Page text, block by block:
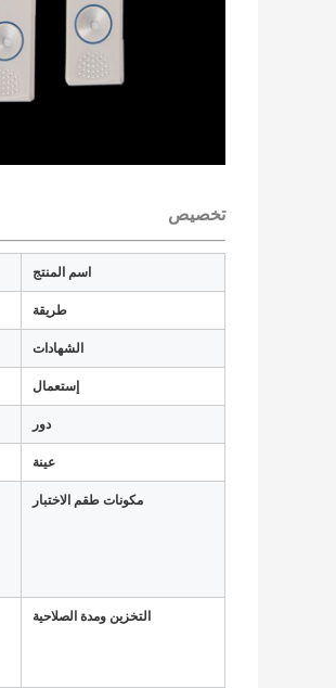
تخصيص
اسم المنتج
طريقة
الشهادات
إستعمال
دور
عينة
مكونات طقم الاختبار
التخزين ومدة الصلاحية